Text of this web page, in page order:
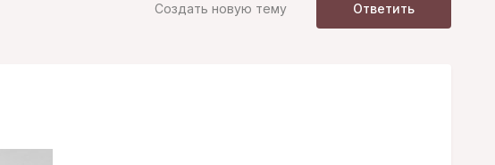
Ответить
Создать новую тему